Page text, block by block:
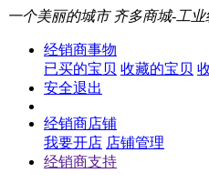
一个美丽的城市 齐多商城-工
经销商事物
已买的宝贝 收藏的宝贝
安全退出
经销商店铺
我要开店 店铺管理
经销商支持